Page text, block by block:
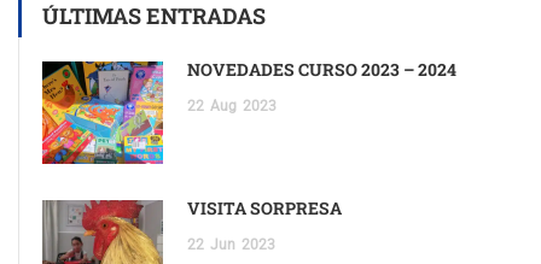
ÚLTIMAS ENTRADAS
NOVEDADES CURSO 2023 – 2024
22 Aug 2023
VISITA SORPRESA
22 Jun 2023